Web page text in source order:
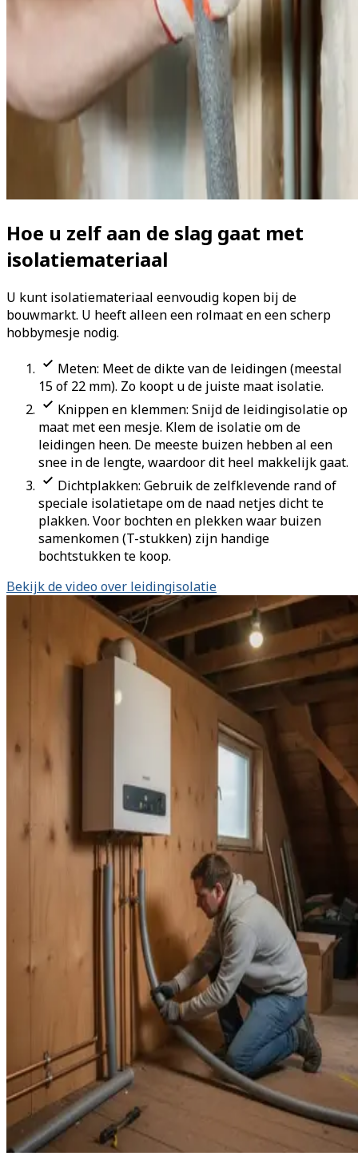
Hoe u zelf aan de slag gaat met
isolatiemateriaal
U kunt isolatiemateriaal eenvoudig kopen bij de
bouwmarkt. U heeft alleen een rolmaat en een scherp
hobbymesje nodig.
Meten: Meet de dikte van de leidingen (meestal
15 of 22 mm). Zo koopt u de juiste maat isolatie.
Knippen en klemmen: Snijd de leidingisolatie op
maat met een mesje. Klem de isolatie om de
leidingen heen. De meeste buizen hebben al een
snee in de lengte, waardoor dit heel makkelijk gaat.
Dichtplakken: Gebruik de zelfklevende rand of
speciale isolatietape om de naad netjes dicht te
plakken. Voor bochten en plekken waar buizen
samenkomen (T-stukken) zijn handige
bochtstukken te koop.
Bekijk de video over leidingisolatie